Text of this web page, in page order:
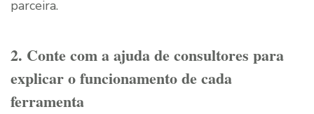
parceira.
2. Conte com a ajuda de consultores para
explicar o funcionamento de cada
ferramenta